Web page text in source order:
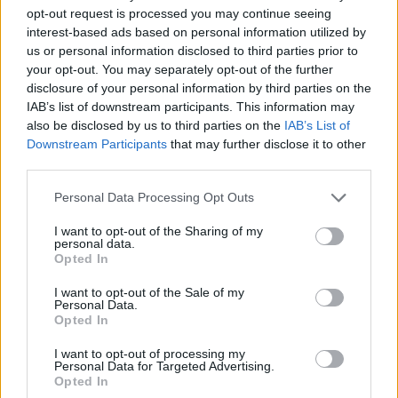
opt-out request is processed you may continue seeing
interest-based ads based on personal information utilized by
us or personal information disclosed to third parties prior to
your opt-out. You may separately opt-out of the further
disclosure of your personal information by third parties on the
IAB’s list of downstream participants. This information may
also be disclosed by us to third parties on the IAB’s List of
Downstream Participants that may further disclose it to other
Personal Data Processing Opt Outs
I want to opt-out of the Sharing of my
personal data.
Opted In
I want to opt-out of the Sale of my
Personal Data.
Opted In
I want to opt-out of processing my
Personal Data for Targeted Advertising.
Opted In
1 12.8.16
Малко събитие
Загадъчен обор „Нефрит“и нов
Кобрелия
Отговори:
1
Малко събитие
Тайнствено дърво „Атлас"и
„Уайхеке“и нов постоянен куест
Кобрелия
Отговори:
Отговори:
1
Малко събитие Фермерски експрес
Кобрелия
Отговори:
„Skellig“и нов постоянен куест
Кобрелия
Отговори:
„Рубин“и нов постоянен куест
Кобрелия
Отговори: